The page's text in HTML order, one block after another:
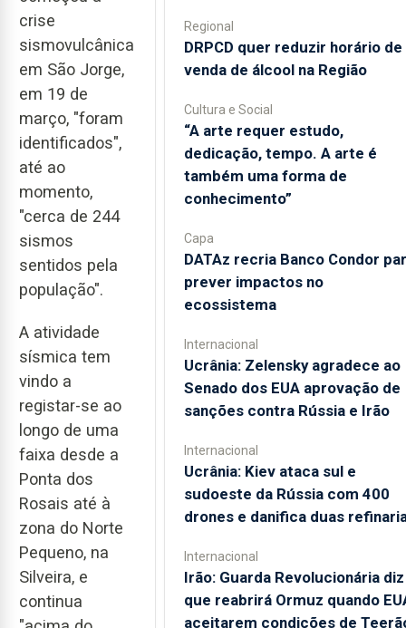
crise
sismovulcânica
em São Jorge,
em 19 de
março, "foram
identificados",
até ao
momento,
"cerca de 244
sismos
sentidos pela
população".
A atividade
sísmica tem
vindo a
registar-se ao
longo de uma
faixa desde a
Ponta dos
Rosais até à
zona do Norte
Pequeno, na
Silveira, e
continua
Regional
DRPCD quer reduzir horário de
venda de álcool na Região
Cultura e Social
“A arte requer estudo,
dedicação, tempo. A arte é
também uma forma de
conhecimento”
Capa
DATAz recria Banco Condor
prever impactos no
ecossistema
Internacional
Ucrânia: Zelensky agradece ao
Senado dos EUA aprovação de
sanções contra Rússia e Irão
Internacional
Ucrânia: Kiev ataca sul e
sudoeste da Rússia com 400
drones e danifica duas
Internacional
Irão: Guarda Revolucionária diz
que reabrirá Ormuz quando
aceitarem condições de